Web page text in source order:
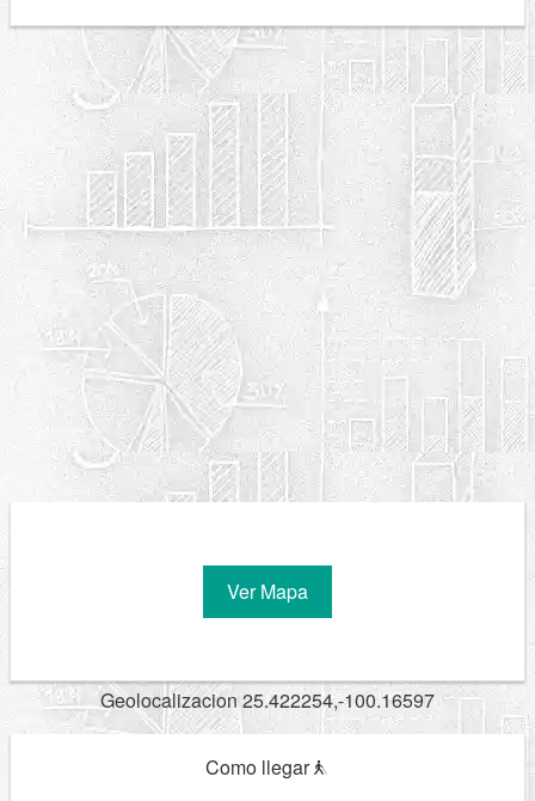
Ver Mapa
Geolocalizacion 25.422254,-100.16597
Como llegar